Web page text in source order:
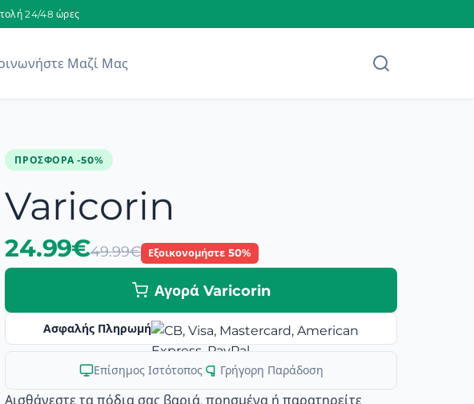
24/48 ώρες
Μαζί Μας
ΠΡΟΣΦΟΡΆ -50%
Varicorin
24.99€49.99€ Εξοικονομήστε 50%
Αγορά Varicorin
Ασφαλής Πληρωμή
Επίσημος Ιστότοπος| Γρήγορη Παράδοση
Αισθάνεστε τα πόδια σας βαριά, πρησμένα ή παρατηρείτε